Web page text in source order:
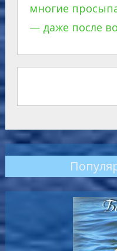
многие
— даже после